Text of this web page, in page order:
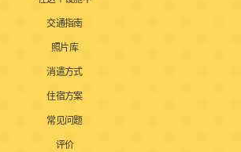
交通指南
照片库
消遣方式
住宿方案
常见问题
评价